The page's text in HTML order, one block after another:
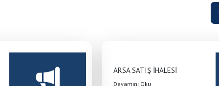
ARSA SATIŞ İHALESİ
Devamını Oku